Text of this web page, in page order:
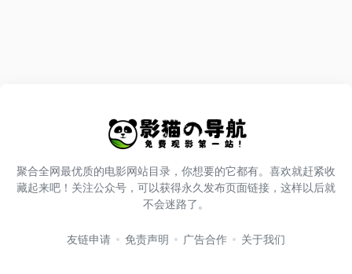
聚合全网最优质的电影网站目录，你想要的它都有。喜欢就赶紧收
藏起来吧！关注公众号，可以获得永久发布页面链接，这样以后就
不会迷路了。
友链申请 免责声明 广告合作 关于我们